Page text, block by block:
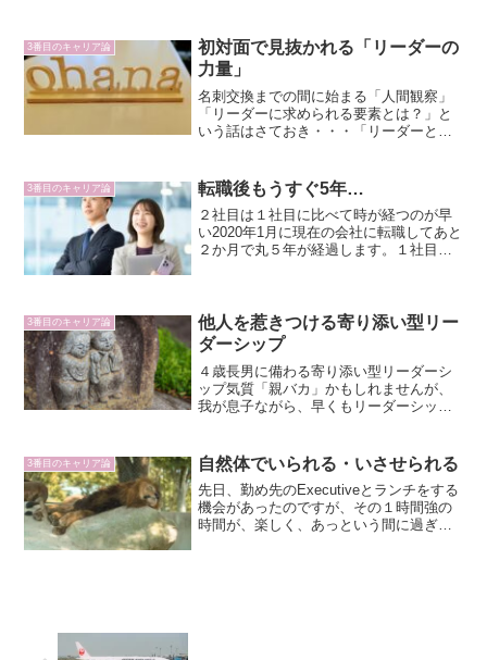
きたい能力、知識。
3番目のキャリア論
初対面で見抜かれる「リーダーの
力量」
名刺交換までの間に始まる「人間観察」
「リーダーに求められる要素とは？」と
いう話はさておき・・・「リーダーとし
「所作」で８割程度は分かるなぁ、とい
うのが本日ここで触れたい内...
3番目のキャリア論 転職後もうすぐ5年…
２社目は１社目に比べて時が経つのが早
い2020年1月に現在の会社に転職してあと
２か月で丸５年が経過します。１社目は
う間、気づけば...
3番目のキャリア論
他人を惹きつける寄り添い型リー
ダーシップ
４歳長男に備わる寄り添い型リーダーシ
ップ気質「親バカ」かもしれませんが、
我が息子ながら、早くもリーダーシップ
掛け、保育士さんからの日中エピソード
を通じて薄々感じてはいま...
3番目のキャリア論 自然体でいられる・いさせられる
先日、勤め先のExecutiveとランチをする
機会があったのですが、その１時間強の
時間が、楽しく、あっという間に過ぎて